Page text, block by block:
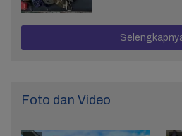
Foto dan Video